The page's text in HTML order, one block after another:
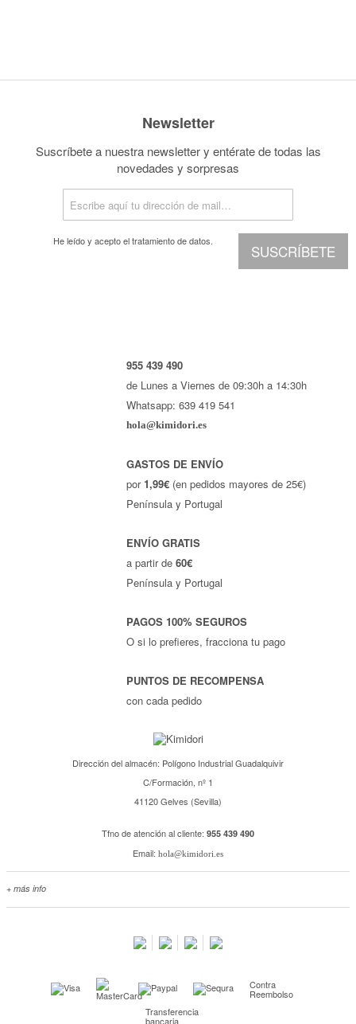
Newsletter
Suscríbete a nuestra newsletter y entérate de todas las
novedades y sorpresas
SUSCRÍBETE
He leído y acepto eltratamiento de datos.
955 439 490
de Lunes a Viernes de 09:30h a 14:30h
Whatsapp: 639 419 541
hola@kimidori.es
GASTOS DE ENVÍO
por 1,99€ (en pedidos mayores de 25€)
Península y Portugal
ENVÍO GRATIS
a partir de60€
Península y Portugal
PAGOS 100% SEGUROS
O si lo prefieres, fracciona tu pago
PUNTOS DE RECOMPENSA
con cada pedido
Dirección del almacén: Polígono Industrial Guadalquivir
C/Formación, nº 1
41120 Gelves (Sevilla)
Tfno de atención al cliente: 955 439 490
Email: hola@kimidori.es
+ más info
Kimidori PRINT, nuestro servicio de impresión de fotos Contra
Reembolso
Transferencia
bancaria